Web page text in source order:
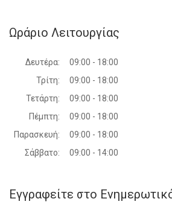
Ωράριο Λειτουργίας
Δευτέρα:
09:00 - 18:00
Τρίτη:
09:00 - 18:00
Τετάρτη:
09:00 - 18:00
Πέμπτη:
09:00 - 18:00
Παρασκευή:
09:00 - 18:00
Σάββατο:
09:00 - 14:00
Εγγραφείτε στο